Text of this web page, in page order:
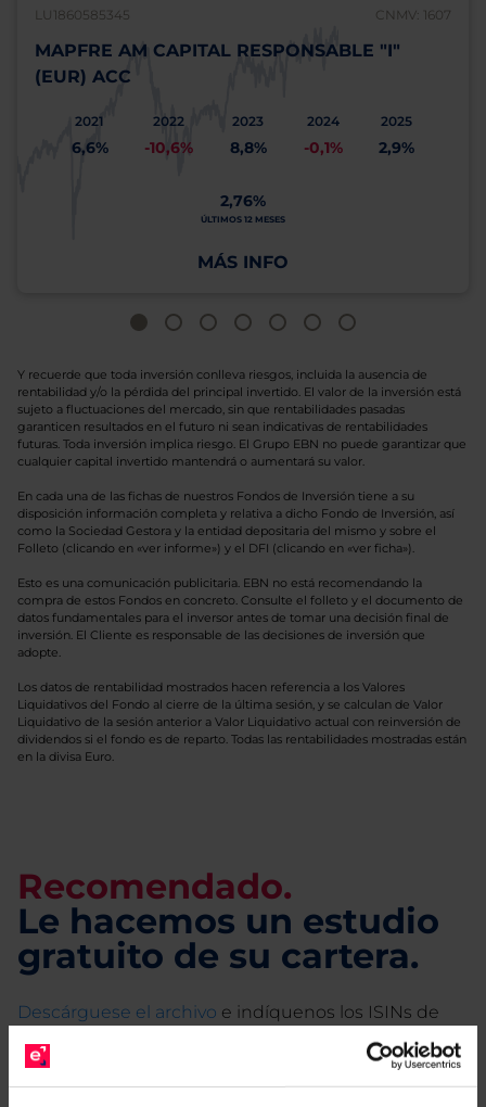
LU1860585345 CNMV: 1607
MAPFRE AM CAPITAL RESPONSABLE "I"
(EUR) ACC
2021
6,6%
2022
-10,6%
2023
8,8%
2024
-0,1%
2025
2,9%
2,76%
ÚLTIMOS 12 MESES
MÁS INFO
Y recuerde que toda inversión conlleva riesgos, incluida la ausencia de
rentabilidad y/o la pérdida del principal invertido. El valor de la inversión está
sujeto a fluctuaciones del mercado, sin que rentabilidades pasadas
garanticen resultados en el futuro ni sean indicativas de rentabilidades
futuras. Toda inversión implica riesgo. El Grupo EBN no puede garantizar que
cualquier capital invertido mantendrá o aumentará su valor.
En cada una de las fichas de nuestros Fondos de Inversión tiene a su
disposición información completa y relativa a dicho Fondo de Inversión, así
como la Sociedad Gestora y la entidad depositaria del mismo y sobre el
Folleto (clicando en «ver informe») y el DFI (clicando en «ver ficha»).
Esto es una comunicación publicitaria. EBN no está recomendando la
compra de estos Fondos en concreto. Consulte el folleto y el documento de
datos fundamentales para el inversor antes de tomar una decisión final de
inversión. El Cliente es responsable de las decisiones de inversión que
adopte.
Los datos de rentabilidad mostrados hacen referencia a los Valores
Liquidativos del Fondo al cierre de la última sesión, y se calculan de Valor
Liquidativo de la sesión anterior a Valor Liquidativo actual con reinversión de
dividendos si el fondo es de reparto. Todas las rentabilidades mostradas están
en la divisa Euro.
Recomendado.
Le hacemos un estudio
gratuito de su cartera.
Descárguese el archivo e indíquenos los ISINs de
sus Fondos y nuestros expertos le enviarán un
estudio gratuito de sus alternativas de Clases
Limpias con las que podrá ahorrar en sus costes.